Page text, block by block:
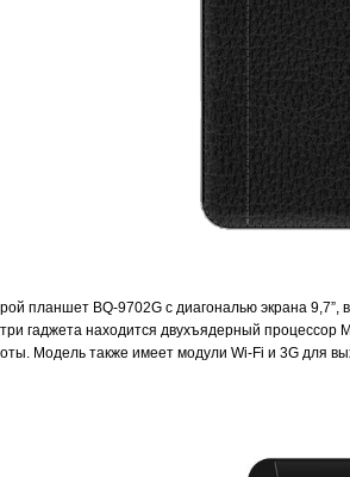
планшет BQ-9702G с диагональю экрана 9,7”,
гаджета находится двухъядерный процессор
Модель также имеет модули Wi-Fi и 3G для